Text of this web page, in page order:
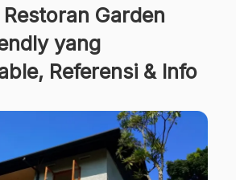
Garden
yang
Referensi & Info